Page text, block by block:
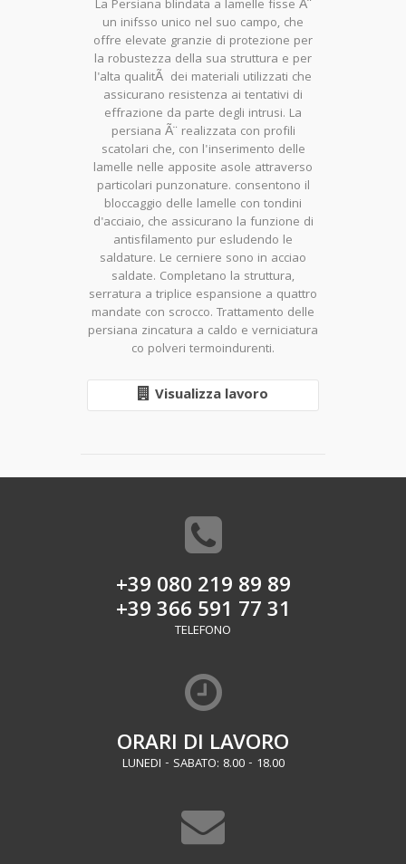
La Persiana blindata a lamelle fisse Ã¨
un inifsso unico nel suo campo, che
offre elevate granzie di protezione per
la robustezza della sua struttura e per
l'alta qualitÃ dei materiali utilizzati che
assicurano resistenza ai tentativi di
effrazione da parte degli intrusi. La
persiana Ã¨ realizzata con profili
scatolari che, con l'inserimento delle
lamelle nelle apposite asole attraverso
particolari punzonature. consentono il
bloccaggio delle lamelle con tondini
d'acciaio, che assicurano la funzione di
antisfilamento pur esludendo le
saldature. Le cerniere sono in acciao
saldate. Completano la struttura,
serratura a triplice espansione a quattro
mandate con scrocco. Trattamento delle
persiana zincatura a caldo e verniciatura
co polveri termoindurenti.
Visualizza lavoro
+39 080 219 89 89
+39 366 591 77 31
TELEFONO
ORARI DI LAVORO
LUNEDI - SABATO: 8.00 - 18.00